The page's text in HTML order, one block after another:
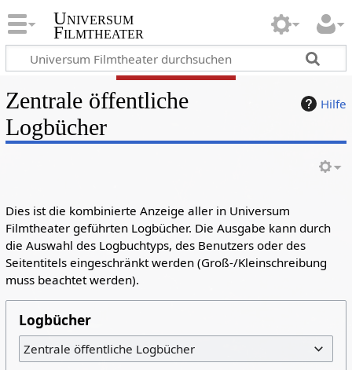
Universum
Filmtheater
Hilfe
Zentrale öffentliche
Logbücher
Dies ist die kombinierte Anzeige aller in Universum
Filmtheater geführten Logbücher. Die Ausgabe kann durch
die Auswahl des Logbuchtyps, des Benutzers oder des
Seitentitels eingeschränkt werden (Groß-/Kleinschreibung
muss beachtet werden).
Logbücher
Zentrale öffentliche Logbücher